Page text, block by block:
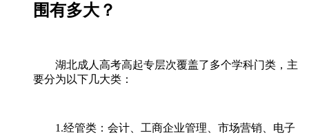
围有多大？
湖北成人高考高起专层次覆盖了多个学科门类，主
要分为以下几大类：
1.经管类：会计、工商企业管理、市场营销、电子